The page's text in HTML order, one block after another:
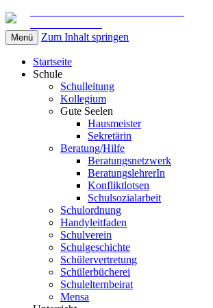
Menü Zum Inhalt springen
Startseite
Schule
Schulleitung
Kollegium
Gute Seelen
Hausmeister
Sekretärin
Beratung/Hilfe
Beratungsnetzwerk
BeratungslehrerIn
Konfliktlotsen
Schulsozialarbeit
Schulordnung
Handyleitfaden
Schulverein
Schulgeschichte
Schülervertretung
Schülerbücherei
Schulelternbeirat
Mensa